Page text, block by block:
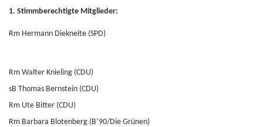
1. Stimmberechtigte Mitglieder:
Rm Hermann Diekneite (SPD)
Rm Walter Knieling (CDU)
sB Thomas Bernstein (CDU)
Rm Ute Bitter (CDU)
Rm Barbara Blotenberg (B’90/Die Grünen)